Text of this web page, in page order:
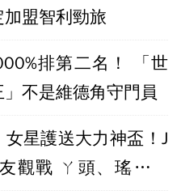
盟智利勁旅
排第二名！ 「世
」不是維德角守門員
女星護送大力神盃！J
觀戰 ㄚ頭、瑤瑤現